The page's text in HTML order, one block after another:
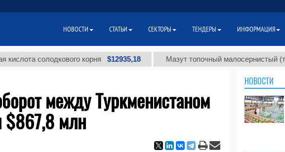
солодкового корня $12935,18 Мазут топочный малосернистый (т.) $300
между Туркменистаном
$867,8 млн
НОВОСТИ
НОВОСТИ СТАТЬИ СЕКТОРЫ ТЕНДЕРЫ ИНФОРМАЦИЯ